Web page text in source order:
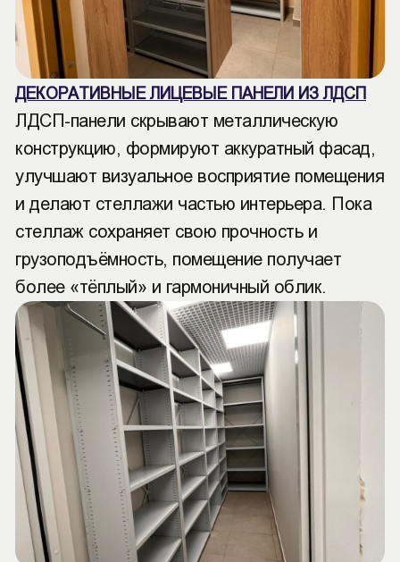
ДЕКОРАТИВНЫЕ ЛИЦЕВЫЕ ПАНЕЛИ ИЗ ЛДСП
ЛДСП-панели скрывают металлическую
конструкцию, формируют аккуратный фасад,
улучшают визуальное восприятие помещения
и делают стеллажи частью интерьера. Пока
стеллаж сохраняет свою прочность и
грузоподъёмность, помещение получает
более «тёплый» и гармоничный облик.